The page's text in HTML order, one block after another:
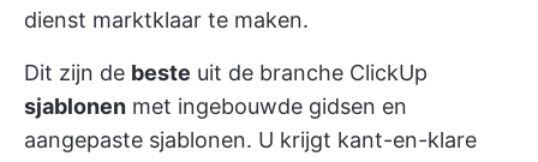
dienst marktklaar te maken.
Dit zijn de beste uit de branche ClickUp
sjablonen met ingebouwde gidsen en
aangepaste sjablonen. U krijgt kant-en-klare